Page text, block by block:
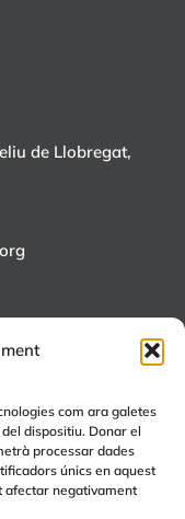
com ara galetes
dispositiu. Donar el
processar dades
únics en aquest
afectar negativament
de Llobregat,